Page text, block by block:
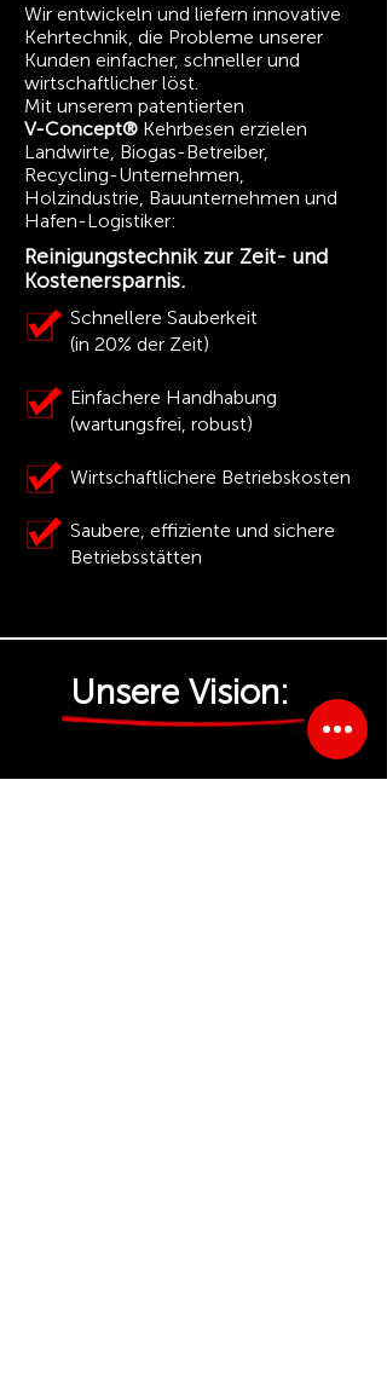
Wir entwickeln und liefern innovative
Kehrtechnik, die Probleme unserer
Kunden einfacher, schneller und
wirtschaftlicher löst.
Mit unserem patentierten
V-Concept® Kehrbesen erzielen
Landwirte, Biogas-Betreiber,
Recycling-Unternehmen,
Holzindustrie, Bauunternehmen und
Hafen-Logistiker:
Reinigungstechnik zur Zeit- und
Kostenersparnis.
Schnellere Sauberkeit
(in 20% der Zeit)
Einfachere Handhabung
(wartungsfrei, robust)
Wirtschaftlichere Betriebskosten
Saubere, effiziente und sichere
Betriebsstätten
Unsere Vision: